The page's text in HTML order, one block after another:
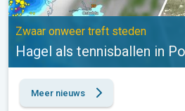
Zwaar onweer treft steden
Hagel als tennisballen in
Meer nieuws